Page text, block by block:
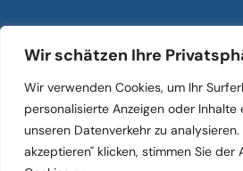
Wir schätzen Ihre
Wir verwenden Cookies, um Ihr
personalisierte Anzeigen oder Inhalte
unseren Datenverkehr zu analysieren.
akzeptieren" klicken, stimmen Sie der
Verkauf
Kontakt
Über uns